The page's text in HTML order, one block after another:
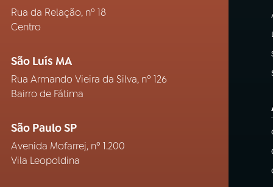
Rua da Relação, nº 18
Centro
São Luís MA
Rua Armando Vieira da Silva, nº 126
Bairro de Fátima
São Paulo SP
Avenida Mofarrej, nº 1.200
Vila Leopoldina